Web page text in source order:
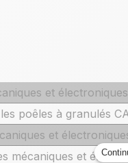
et électroniques
poêles à granulés
et
mécaniques et